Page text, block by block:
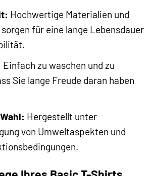
Hochwertige Materialien und
für eine lange Lebensdauer
Einfach zu waschen und zu
Sie lange Freude daran haben
Hergestellt unter
von Umweltaspekten und